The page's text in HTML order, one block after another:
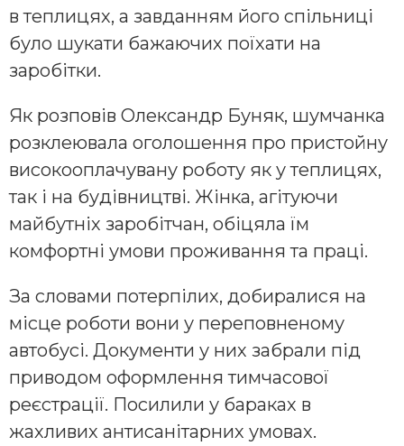
в теплицях, а завданням його спільниці
було шукати бажаючих поїхати на
заробітки.
Як розповів Олександр Буняк, шумчанка
розклеювала оголошення про пристойну
високооплачувану роботу як у теплицях,
так і на будівництві. Жінка, агітуючи
майбутніх заробітчан, обіцяла їм
комфортні умови проживання та праці.
За словами потерпілих, добиралися на
місце роботи вони у переповненому
автобусі. Документи у них забрали під
приводом оформлення тимчасової
реєстрації. Посилили у бараках в
жахливих антисанітарних умовах.